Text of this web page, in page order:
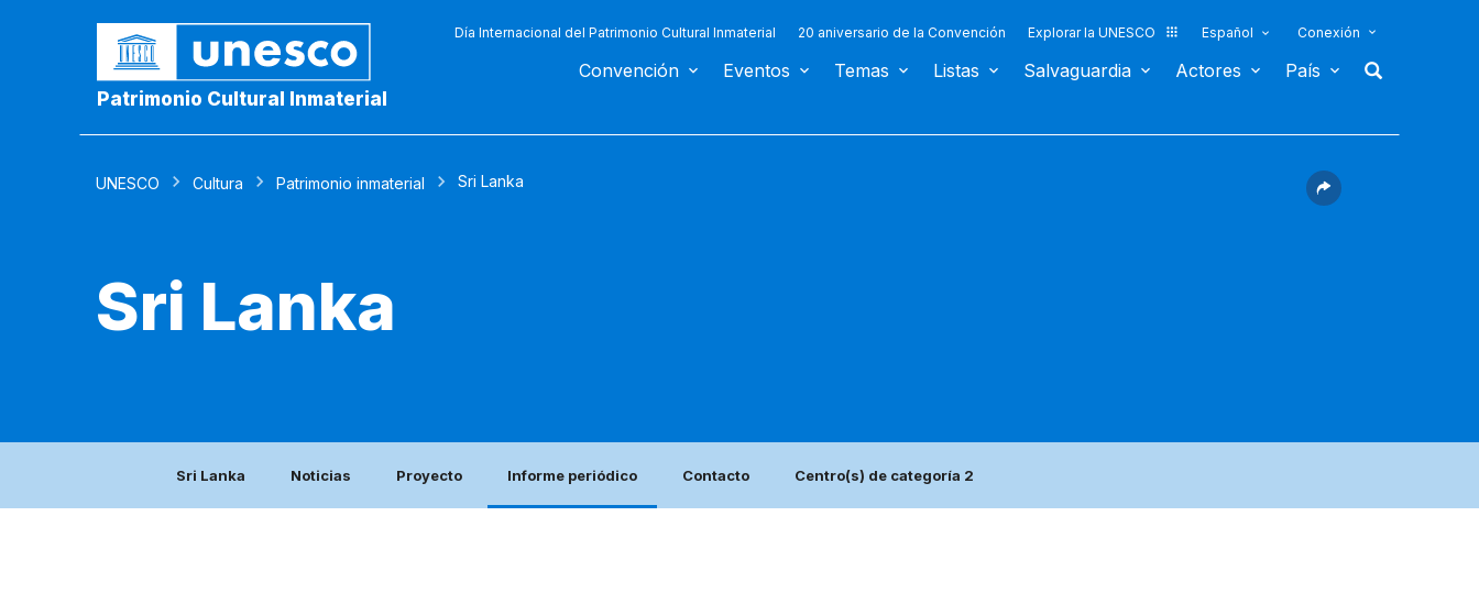
Patrimonio Cultural Inmaterial
Día Internacional del Patrimonio Cultural Inmaterial 20 aniversario de la Convención Explorar la UNESCO Español Conexión
Convención Eventos Temas Listas Salvaguardia Actores País
UNESCO Cultura Patrimonio inmaterial Sri Lanka
Sri Lanka
Sri Lanka Noticias Proyecto Informe periódico Contacto Centro(s) de categoría 2